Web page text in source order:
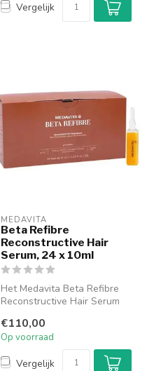
Vergelijk
MEDAVITA
Beta Refibre
Reconstructive Hair
Serum, 24 x 10ml
Het Medavita Beta Refibre
Reconstructive Hair Serum
€110,00
Op voorraad
Vergelijk